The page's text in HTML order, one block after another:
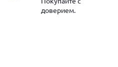
доверием.